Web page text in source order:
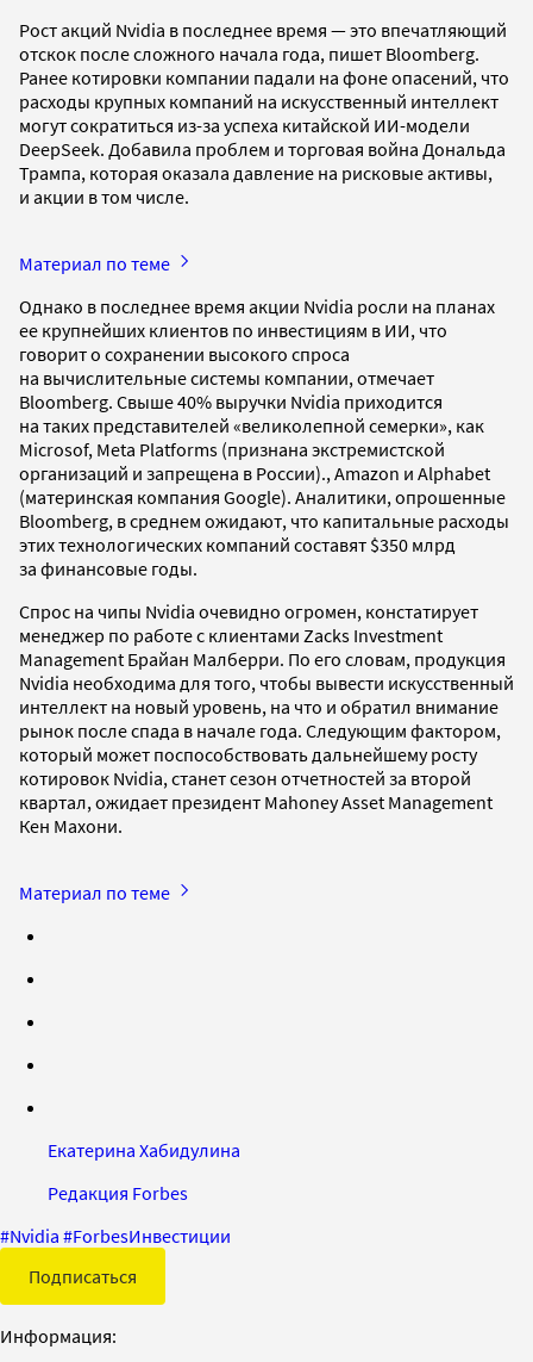
Рост акций Nvidia в последнее время — это впечатляющий
отскок после сложного начала года, пишет Bloomberg.
Ранее котировки компании падали на фоне опасений, что
расходы крупных компаний на искусственный интеллект
могут сократиться из-за успеха китайской ИИ-модели
DeepSeek. Добавила проблем и торговая война Дональда
Трампа, которая оказала давление на рисковые активы,
и акции в том числе.
Материал по теме
Однако в последнее время акции Nvidia росли на планах
ее крупнейших клиентов по инвестициям в ИИ, что
говорит о сохранении высокого спроса
на вычислительные системы компании, отмечает
Bloomberg. Свыше 40% выручки Nvidia приходится
на таких представителей «великолепной семерки», как
Microsof, Meta Platforms (признана экстремистской
организаций и запрещена в России)., Amazon и Alphabet
(материнская компания Google). Аналитики, опрошенные
Bloomberg, в среднем ожидают, что капитальные расходы
этих технологических компаний составят $350 млрд
за финансовые годы.
Спрос на чипы Nvidia очевидно огромен, констатирует
менеджер по работе с клиентами Zacks Investment
Management Брайан Малберри. По его словам, продукция
Nvidia необходима для того, чтобы вывести искусственный
интеллект на новый уровень, на что и обратил внимание
рынок после спада в начале года. Следующим фактором,
который может поспособствовать дальнейшему росту
котировок Nvidia, станет сезон отчетностей за второй
квартал, ожидает президент Mahoney Asset Management
Кен Махони.
Материал по теме
Екатерина Хабидулина
Редакция Forbes
#Nvidia #ForbesИнвестиции
Подписаться
Информация: